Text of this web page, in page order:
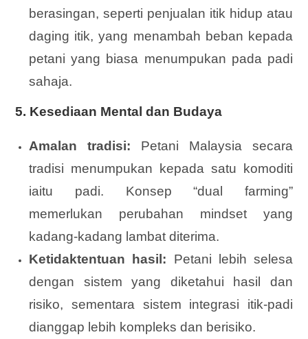
berasingan, seperti penjualan itik hidup atau
daging itik, yang menambah beban kepada
petani yang biasa menumpukan pada padi
sahaja.
5. Kesediaan Mental dan Budaya
Amalan tradisi: Petani Malaysia secara
tradisi menumpukan kepada satu komoditi
iaitu padi. Konsep “dual farming”
memerlukan perubahan mindset yang
kadang-kadang lambat diterima.
Ketidaktentuan hasil: Petani lebih selesa
dengan sistem yang diketahui hasil dan
risiko, sementara sistem integrasi itik-padi
dianggap lebih kompleks dan berisiko.